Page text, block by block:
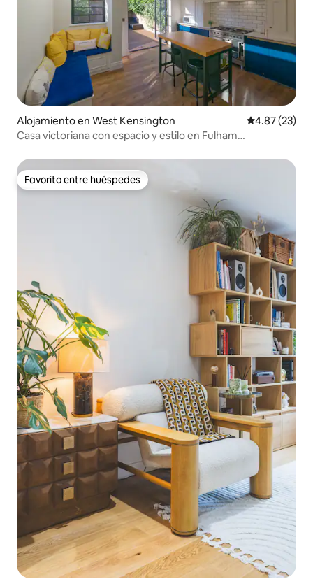
Alojamiento en West Kensington Calificación
4.87 (23)
Casa victoriana con espacio y estilo en Fulham
Favorito entre huéspedes
Favorito entre huéspedes